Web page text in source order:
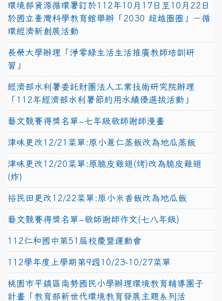
環境部資源循環署訂於112年10月17日至10月22日
於國立臺灣科學教育館舉辦「2030 超越圈圈」－循
環經濟新創展活動
長榮大學辦理「淨零綠生活生活推廣教師培訓研
習」
經濟部水利署委託財團法人工業技術研究院辦理
「112年經濟部水利署節約用水績優選拔活動」
藝文競賽得獎名單~七年級敬師謝師漫畫
津味更改12/21菜單:原小薏仁蒸飯改為地瓜蒸飯
津味更改12/20菜單:原脆皮雞翅(烤)改為脆皮雞翅
(炸)
裕民田更改12/22菜單:原小米香飯改為地瓜飯
藝文競賽得獎名單~敬師謝師作文(七八年級)
112仁和國中第51屆校慶暨運動會
112學年度上學期第9週10/23-10/27菜單
桃園市平鎮區南勢國民小學辦理環境教育輔導團子
計畫「教育部新世代環境教育發展主題系列活